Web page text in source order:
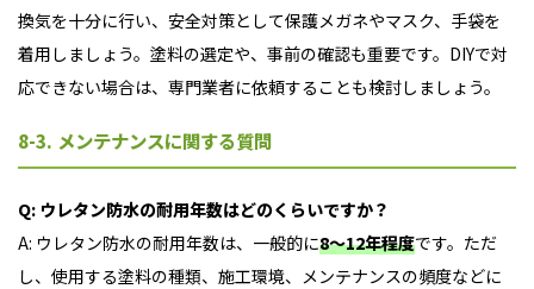
換気を十分に行い、安全対策として保護メガネやマスク、手袋を
着用しましょう。塗料の選定や、事前の確認も重要です。DIYで対
応できない場合は、専門業者に依頼することも検討しましょう。
8-3. メンテナンスに関する質問
Q: ウレタン防水の耐用年数はどのくらいですか？
A: ウレタン防水の耐用年数は、一般的に8～12年程度です。ただ
し、使用する塗料の種類、施工環境、メンテナンスの頻度などに